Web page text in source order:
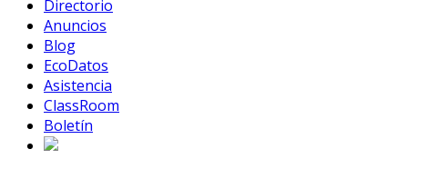
Directorio
Anuncios
Blog
EcoDatos
Asistencia
ClassRoom
Boletín